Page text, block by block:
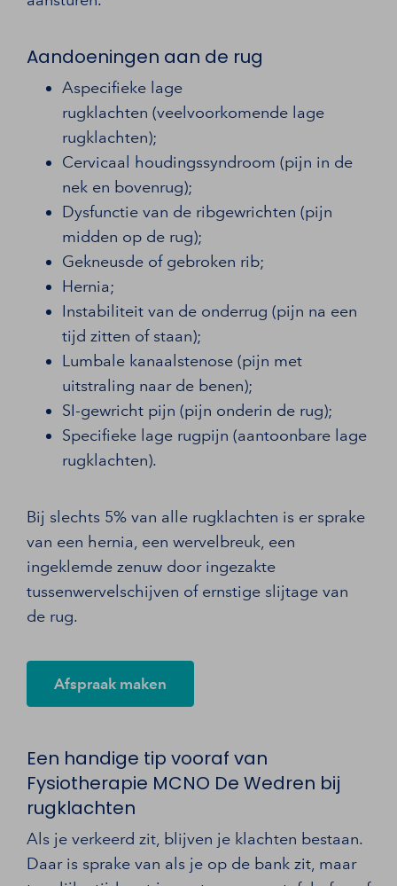
Aandoeningen aan de rug
Aspecifieke lage
rugklachten (veelvoorkomende lage
rugklachten);
Cervicaal houdingssyndroom (pijn in de
nek en bovenrug);
Dysfunctie van de ribgewrichten (pijn
midden op de rug);
Gekneusde of gebroken rib;
Hernia;
Instabiliteit van de onderrug (pijn na een
tijd zitten of staan);
Lumbale kanaalstenose (pijn met
uitstraling naar de benen);
SI-gewricht pijn (pijn onderin de rug);
Specifieke lage rugpijn (aantoonbare lage
rugklachten).
Bij slechts 5% van alle rugklachten is er sprake
van een hernia, een wervelbreuk, een
ingeklemde zenuw door ingezakte
tussenwervelschijven of ernstige slijtage van
de rug.
Afspraak maken
Een handige tip vooraf van
Fysiotherapie MCNO De Wedren bij
rugklachten
Als je verkeerd zit, blijven je klachten bestaan.
Daar is sprake van als je op de bank zit, maar